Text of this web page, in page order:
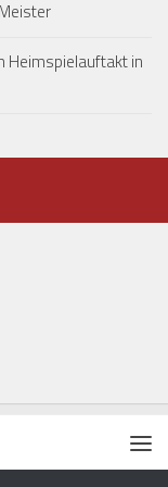
Heimspielauftakt in